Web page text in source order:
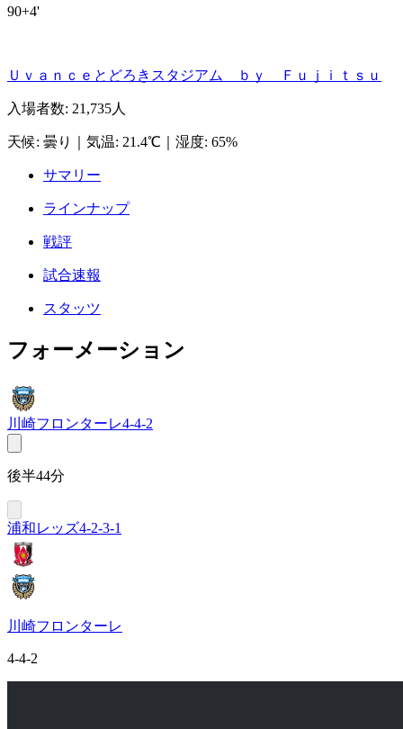
90+4'
Ｕｖａｎｃｅとどろきスタジアム ｂｙ Ｆｕｊｉｔｓｕ
入場者数: 21,735人
天候: 曇り 気温: 21.4℃ 湿度: 65%
サマリー
ラインナップ
戦評
試合速報
スタッツ
フォーメーション
川崎フロンターレ4-4-2
後半44分
浦和レッズ4-2-3-1
川崎フロンターレ
4-4-2